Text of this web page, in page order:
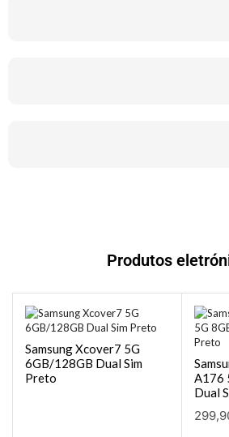
Produtos
Samsung Xcover7 5G
6GB/128GB Dual Sim
Preto
A176
Dual